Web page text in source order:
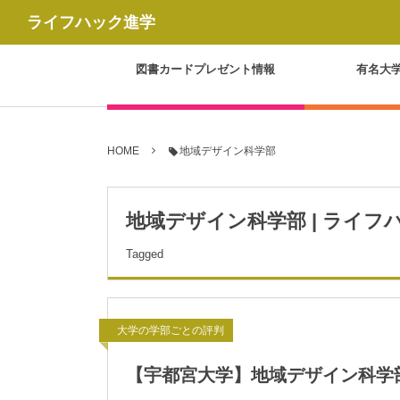
ライフハック進学
図書カードプレゼント情報 有名大
HOME 地域デザイン科学部
地域デザイン科学部 | ライフ
Tagged
大学の学部ごとの評判
【宇都宮大学】地域デザイン科